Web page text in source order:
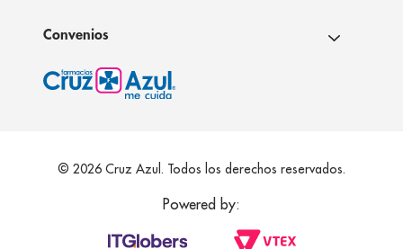
Convenios
© 2026 Cruz Azul. Todos los derechos reservados.
Powered by: